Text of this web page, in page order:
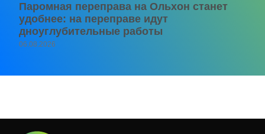
Паромная переправа на Ольхон станет
удобнее: на переправе идут
дноуглубительные работы
06.08.2026